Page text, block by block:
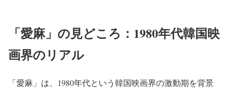
「愛麻」の見どころ：1980年代韓国映
画界のリアル
「愛麻」は、1980年代という韓国映画界の激動期を背景